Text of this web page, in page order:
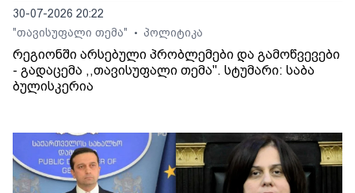
30-07-2026 20:22
"თავისუფალი თემა"
• პოლიტიკა
რეგიონში არსებული პრობლემები და გამოწვევები
- გადაცემა ,,თავისუფალი თემა". სტუმარი: საბა
ბულისკერია